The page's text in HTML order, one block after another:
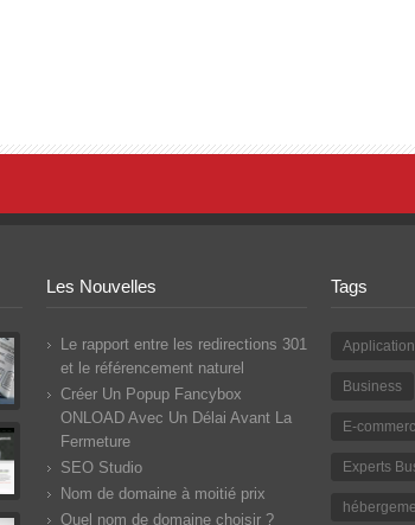
Les Nouvelles
Le rapport entre les redirections 301
et le référencement naturel
Créer Un Popup Fancybox
ONLOAD Avec Un Délai Avant La
Fermeture
SEO Studio
Nom de domaine à moitié prix
Quel nom de domaine choisir ?
Tags
Business
E-
Experts